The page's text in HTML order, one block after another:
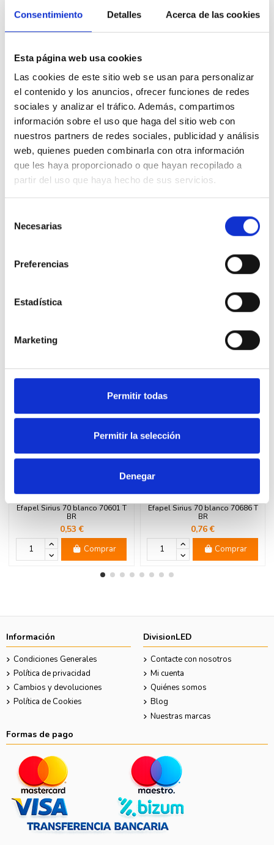
Consentimiento Detalles Acerca de las cookies
Esta página web usa cookies
Las cookies de este sitio web se usan para personalizar
el contenido y los anuncios, ofrecer funciones de redes
sociales y analizar el tráfico. Además, compartimos
información sobre el uso que haga del sitio web con
nuestros partners de redes sociales, publicidad y análisis
web, quienes pueden combinarla con otra información
que les haya proporcionado o que hayan recopilado a
partir del uso que haya hecho de sus servicios.
Necesarias
Preferencias
Estadística
Marketing
Permitir todas
Permitir la selección
Denegar
Iva incluido
Descripción
Latecla 70607 TBR en color blanco para pulsador con símbolo de
luzpertenece a la serie Sirius 70 de Efapel. Este componente debe
instalarse junto con pulsador de la serie mec21 referencia 21151 del
mismo fabricante.
16 productos en la misma categoría:
Efapel Sirius 70 blanco 70601 T
BR
0,53 €
Comprar
Efapel Sirius 70 blanco 70686 T
BR
0,76 €
Comprar
Información
Condiciones Generales
Política de privacidad
Cambios y devoluciones
Política de Cookies
DivisionLED
Contacte con nosotros
Mi cuenta
Quiénes somos
Blog
Nuestras marcas
Formas de pago